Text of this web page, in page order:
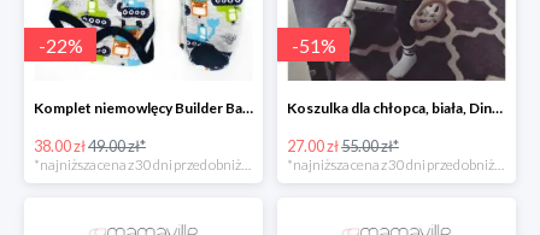
-22%
Komplet niemowlęcy Builder Baby Sparrow -22%
38.00 zł49.00 zł*
-51%
Koszulka dla chłopca, biała, Dino roller skater Fluffy -50%
27.00 zł55.00 zł*